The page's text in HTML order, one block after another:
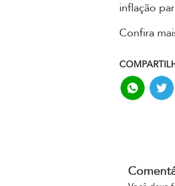
inflação
Confira